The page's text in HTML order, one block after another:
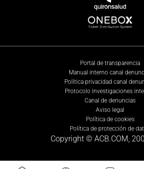
Portal de transparencia
Manual interno canal
Política privacidad canal
Protocolo investigaciones
Canal de denuncias
Aviso legal
Política de cookies
Política de protección de
Copyright © ACB.COM,